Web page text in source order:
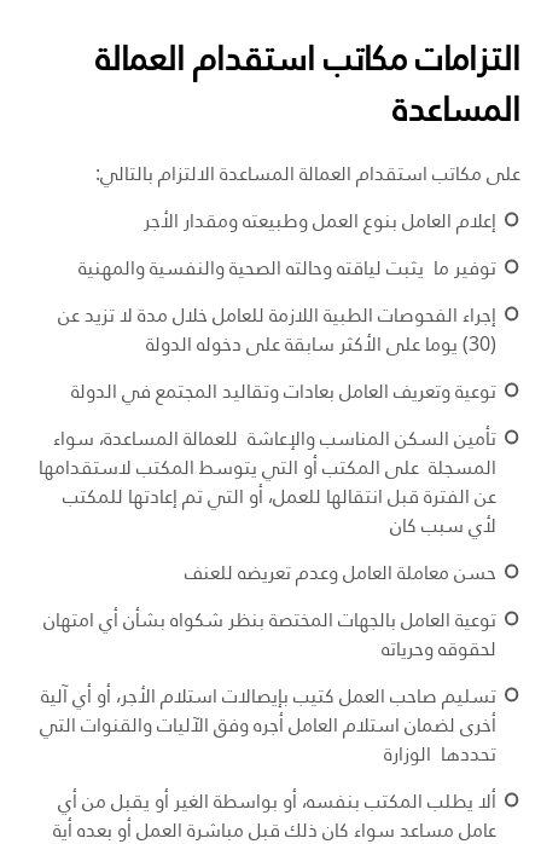
التزامات مكاتب استقدام العمالة
المساعدة
على مكاتب استقدام العمالة المساعدة الالتزام بالتالي:
إعلام العامل بنوع العمل وطبيعته ومقدار الأجر
توفير ما يثبت لياقته وحالته الصحية والنفسية والمهنية
إجراء الفحوصات الطبية اللازمة للعامل خلال مدة لا تزيد عن
(30) يوما على الأكثر سابقة على دخوله الدولة
توعية وتعريف العامل بعادات وتقاليد المجتمع في الدولة
تأمين السكن المناسب والإعاشة للعمالة المساعدة، سواء
المسجلة على المكتب أو التي يتوسط المكتب لاستقدامها
عن الفترة قبل انتقالها للعمل، أو التي تم إعادتها للمكتب
لأي سبب كان
حسن معاملة العامل وعدم تعريضه للعنف
توعية العامل بالجهات المختصة بنظر شكواه بشأن أي امتهان
لحقوقه وحرياته
تسليم صاحب العمل كتيب بإيصالات استلام الأجر، أو أي آلية
أخرى لضمان استلام العامل أجره وفق الآليات والقنوات التي
تحددها الوزارة
ألا يطلب المكتب بنفسه، أو بواسطة الغير أو يقبل من أي
عامل مساعد سواء كان ذلك قبل مباشرة العمل أو بعده أية